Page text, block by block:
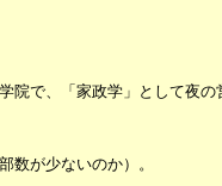
で、「家政学」として夜
が少ないのか）。